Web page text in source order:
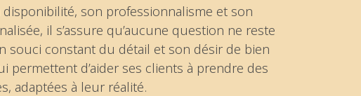
son professionnalisme et son
il s’assure qu’aucune question ne reste
souci constant du détail et son désir de bien
permettent d’aider ses clients à prendre des
adaptées à leur réalité.